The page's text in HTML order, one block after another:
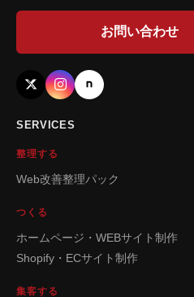
お問い合わせ
SERVICES
整理する
Web改善整理パック
つくる
ホームページ・WEBサイト制作
Shopify・ECサイト制作
集客する